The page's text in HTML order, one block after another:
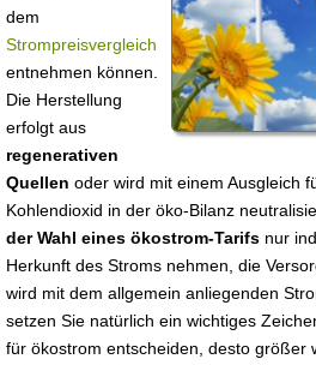
dem
Strompreisvergleich
entnehmen können.
Die Herstellung
erfolgt aus
regenerativen
Quellen oder wird mit einem Ausgleich
Kohlendioxid in der öko-Bilanz
der Wahl eines ökostrom-Tarifs nur
Herkunft des Stroms nehmen, die
wird mit dem allgemein anliegenden
setzen Sie natürlich ein wichtiges
für ökostrom entscheiden, desto größer